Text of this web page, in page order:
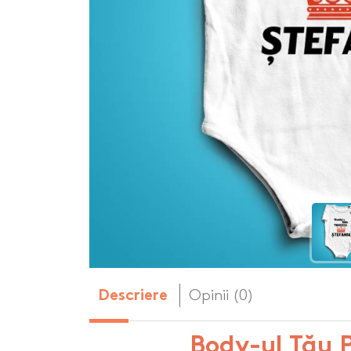
Body-uri copii personalizate
Dop
Dozatoare de
personalizate
Descriere Opinii (0)